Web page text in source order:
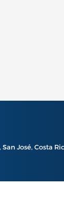
José, Costa